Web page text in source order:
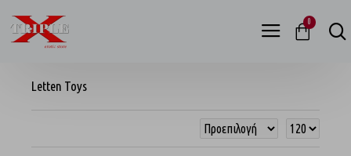
0
Letten Toys